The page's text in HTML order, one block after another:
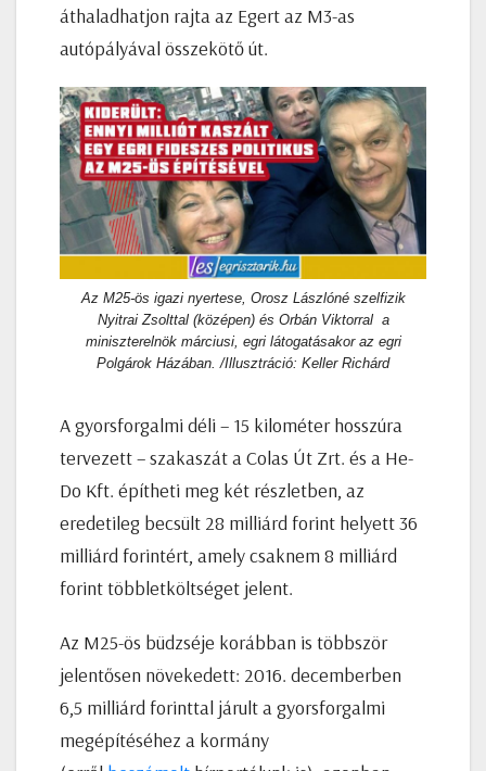
áthaladhatjon rajta az Egert az M3-as
autópályával összekötő út.
Az M25-ös igazi nyertese, Orosz Lászlóné szelfizik
Nyitrai Zsolttal (középen) és Orbán Viktorral a
miniszterelnök márciusi, egri látogatásakor az egri
Polgárok Házában. /Illusztráció: Keller Richárd
A gyorsforgalmi déli – 15 kilométer hosszúra
tervezett – szakaszát a Colas Út Zrt. és a He-
Do Kft. építheti meg két részletben, az
eredetileg becsült 28 milliárd forint helyett 36
milliárd forintért, amely csaknem 8 milliárd
forint többletköltséget jelent.
Az M25-ös büdzséje korábban is többször
jelentősen növekedett: 2016. decemberben
6,5 milliárd forinttal járult a gyorsforgalmi
megépítéséhez a kormány